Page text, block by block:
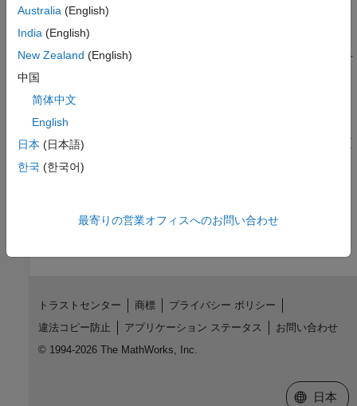
す｡
イメージ、パッチまたは表面の透明度の変更
この例では、イメージ、パッチおよび表面の透明度を変更する方
法を示します。
alphamap の変更
すべての図には関連付けられている alphamap (0 から 1 の範囲
の値からなるベクトル) があります｡alphamap は表示または変更
できます。
Australia (English)
India (English)
New Zealand (English)
中国
简体中文
English
日本 (日本語)
한국 (한국어)
最寄りの営業オフィスへのお問い合わせ
トラストセンター 商標
プライバシー ポリシー
違法コピー防止
アプリケーション ステータス
お問い合わせ
© 1994-2026 The MathWorks, Inc.
Web サイ
日本